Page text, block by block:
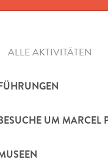
ALLE AKTIVITÄTEN
UM MARCEL
SPA. Kapazität
Gästehaus,
pflegen und
Umgebung
im Herzen
Zacharie.
Ort den...